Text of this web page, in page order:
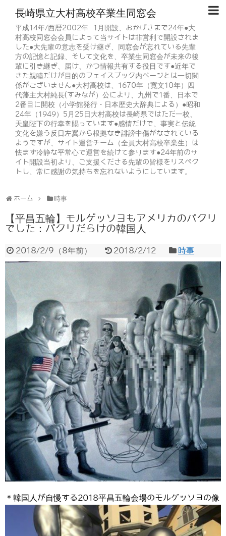
長崎県立大村高校卒業生同窓会
平成14年/西暦2002年 1月開設、おかげさまで24年●大
村高校同窓会会員によって当サイトは非営利で開設されま
した●大先輩の意志を受け継ぎ、同窓会が忘れている先輩
方の記憶と記録、そして文化を、卒業生同窓会が未来の後
輩に引き継ぎ、届け、かつ情報共有する役目です●近年で
きた親睦だけが目的のフェイスブック内ページとは一切関
係がございません●大村高校は、1670年（寛文10年）四
代藩主大村純長(すみなが）公により、九州で1番、日本で
2番目に開校（小学館発行・日本歴史大辞典による）●昭和
24年（1949）5月25日大村高校は長崎県ではただ一校、
天皇陛下の行幸を賜っています●感情だけで、事実と伝統
文化を嫌う反日左翼から根拠なき誹謗中傷がなされている
ようですが、サイト運営チーム（全員大村高校卒業生）は
怯まず冷静な平常心で運営を続けて参ります●24年前のサ
イト開設当初より、ご支援くださる先輩の皆様をリスペク
トし、常に感謝の気持ちを忘れないようにしています。
ホーム 時事
【平昌五輪】モルゲッソヨもアメリカのパクリ
でした：パクリだらけの韓国人
2018/2/9 （8年前） 2018/2/12 時事
＊韓国人が自慢する2018平昌五輪会場のモルゲッソヨの像